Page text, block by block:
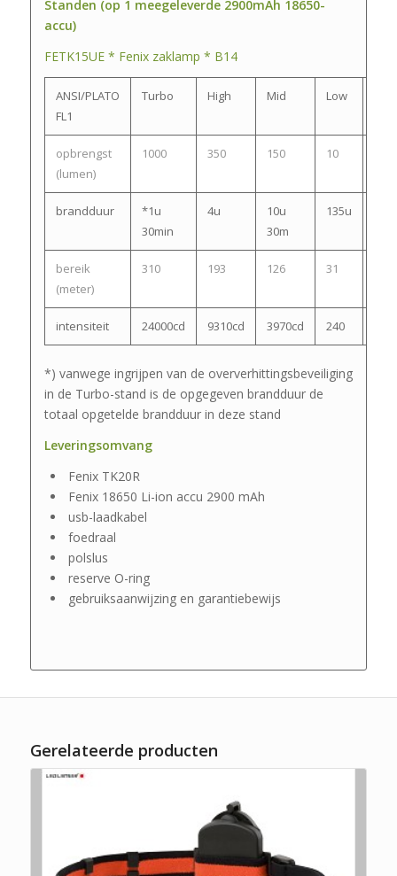
Standen (op 1 meegeleverde 2900mAh 18650-
accu)
FETK15UE * Fenix zaklamp * B14
ANSI/PLATO
FL1
Turbo High Mid Low
opbrengst
(lumen)
1000 350 150 10
brandduur
*1u
30min
4u
10u
30m
135u
bereik
(meter)
310 193 126 31
intensiteit 24000cd 9310cd 3970cd 240
*) vanwege ingrijpen van de oververhittingsbeveiliging
in de Turbo-stand is de opgegeven brandduur de
totaal opgetelde brandduur in deze stand
Leveringsomvang
Fenix TK20R
Fenix 18650 Li-ion accu 2900 mAh
usb-laadkabel
foedraal
polslus
reserve O-ring
gebruiksaanwijzing en garantiebewijs
Gerelateerde producten